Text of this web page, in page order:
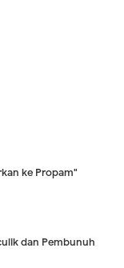
ke Propam"
dan Pembunuh